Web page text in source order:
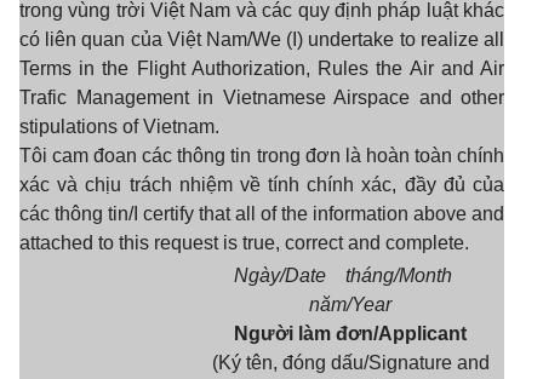
trong vùng trời Việt Nam và các quy định pháp luật khác
có liên quan của Việt Nam/We (I) undertake to realize all
Terms in the Flight Authorization, Rules the Air and Air
Trafic Management in Vietnamese Airspace and other
stipulations of Vietnam.
Tôi cam đoan các thông tin trong đơn là hoàn toàn chính
xác và chịu trách nhiệm về tính chính xác, đầy đủ của
các thông tin/I certify that all of the information above and
attached to this request is true, correct and complete.
Ngày/Date tháng/Month
năm/Year
Người làm đơn/Applicant
(Ký tên, đóng dấu/Signature and